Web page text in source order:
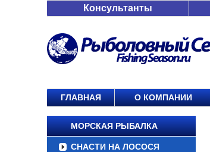
Консультанты
ГЛАВНАЯ О КОМПАНИИ
МОРСКАЯ РЫБАЛКА
СНАСТИ НА ЛОСОСЯ